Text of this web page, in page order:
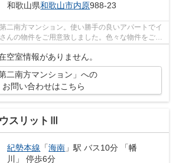
和歌山県和歌山市内原988-23
二南方マンション。使い勝手の良いアパートでイ
んの物件をご用意致しました。色々な物件をご覧
空室情報がありません。
第二南方マンション」への
お問い合わせはこちら
スリットⅢ
紀勢本線 「海南 」駅 バス10分 「幡
川」 停歩6分